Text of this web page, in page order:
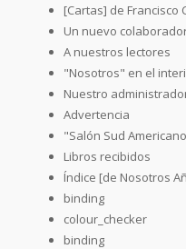
[Cartas] de Francisco
Un nuevo
A nuestros lectores
"Nosotros" en el
Nuestro
Advertencia
"Salón Sud
Libros recibidos
Índice [de Nosotros
binding
colour_checker
binding